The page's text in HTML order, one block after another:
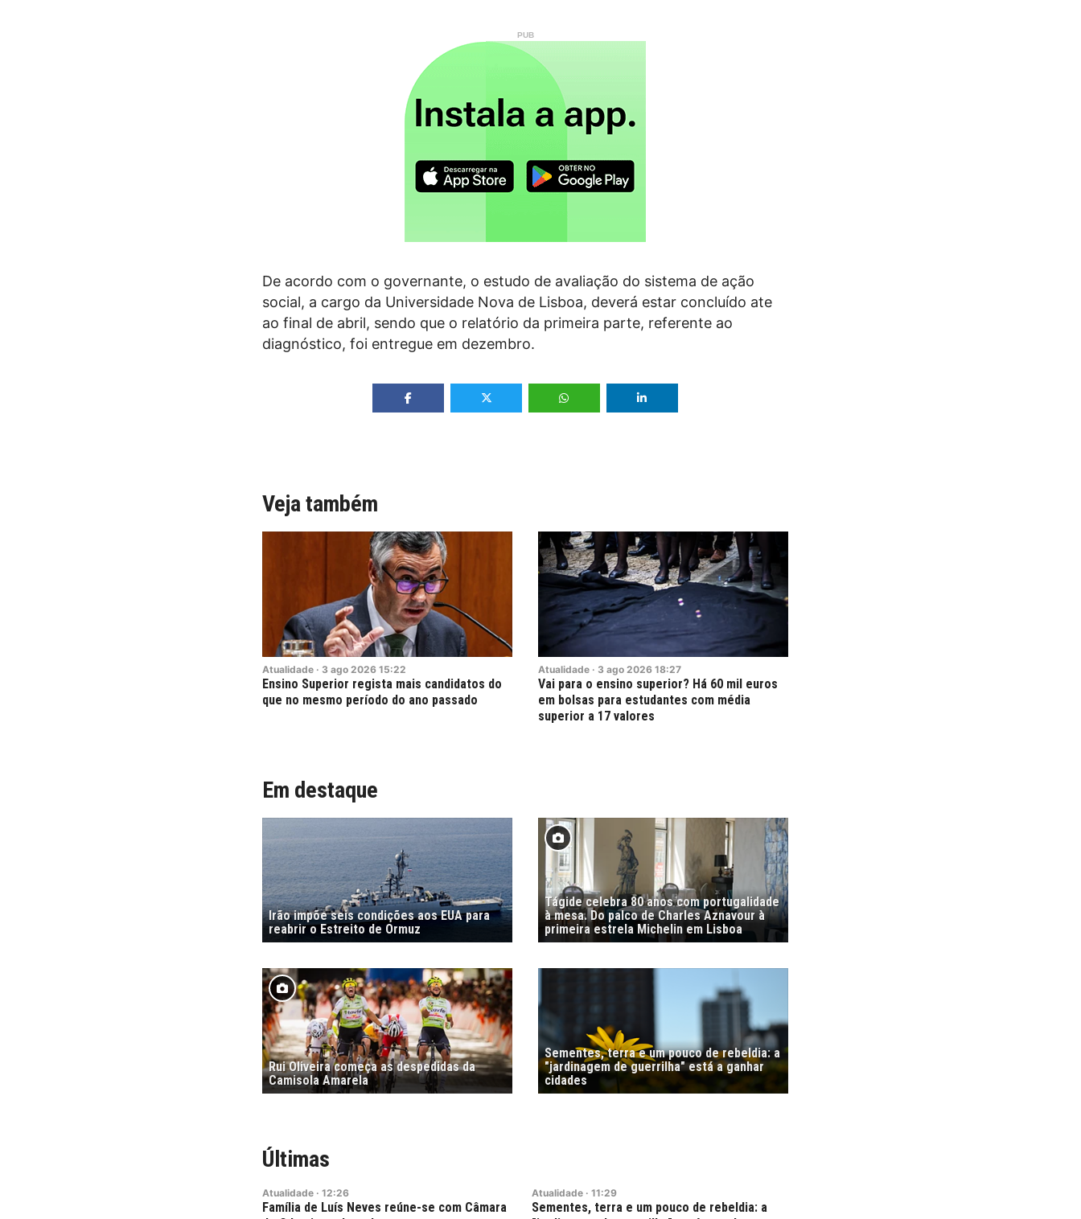
De acordo com o governante, o estudo de avaliação do sistema de ação
social, a cargo da Universidade Nova de Lisboa, deverá estar concluído ate
ao final de abril, sendo que o relatório da primeira parte, referente ao
diagnóstico, foi entregue em dezembro.
Veja também
Atualidade · 3 ago 2026 15:22
Ensino Superior regista mais candidatos do
que no mesmo período do ano passado
Atualidade · 3 ago 2026 18:27
Vai para o ensino superior? Há 60 mil euros
em bolsas para estudantes com média
superior a 17 valores
Em destaque
Irão impõe seis condições aos EUA para
reabrir o Estreito de Ormuz
Tágide celebra 80 anos com portugalidade
à mesa. Do palco de Charles Aznavour à
primeira estrela Michelin em Lisboa
Rui Oliveira começa as despedidas da
Camisola Amarela
Sementes, terra e um pouco de rebeldia: a
"jardinagem de guerrilha" está a ganhar
cidades
Últimas
Atualidade · 12:26
Família de Luís Neves reúne-se com Câmara
Atualidade · 11:29
Sementes, terra e um pouco de rebeldia: a